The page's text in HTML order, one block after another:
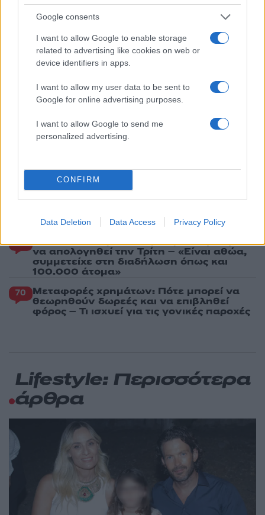
Google consents
I want to allow Google to enable storage
related to advertising like cookies on web or
device identifiers in apps.
I want to allow my user data to be sent to
Google for online advertising purposes.
I want to allow Google to send me
personalized advertising.
CONFIRM
Data Deletion Data Access Privacy Policy
Ο Γιάννης Φακίνος αποκάλυψε πώς έγινε
ερμηνεύει η Κατερίνα Λιόλιου
Μητσοτάκης στην υπογραφή συμφωνίας
Κύπρου: «Ισχυρή ψήφος εμπιστοσύνης» η
είσοδος της Meridiam στην GSI
«Ελπίδα για τη Δημοκρατία»
129 Canadair 515: Οι πρώτες εικόνες από την
κατασκευή του αεροσκάφους που θα
φωτιάς
88 Marfin: Η 46χρονη πήρε προθεσμία για
να απολογηθεί την Τρίτη – «Είναι αθώα,
συμμετείχε στη διαδήλωση όπως και
100.000 άτομα»
70 Μεταφορές χρημάτων: Πότε μπορεί να
θεωρηθούν δωρεές και να επιβληθεί
φόρος – Τι ισχυεί για τις γονικές παροχές
Lifestyle: Περισσότερα
άρθρα